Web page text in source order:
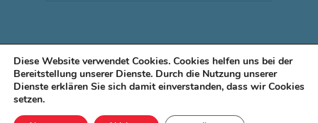
© 2026 Bahntechnik Brand-Erbisdorf. Alle Rechte
Diese Website verwendet Cookies. Cookies helfen uns bei der
Bereitstellung unserer Dienste. Durch die Nutzung unserer
Dienste erklären Sie sich damit einverstanden, dass wir Cookies
setzen.